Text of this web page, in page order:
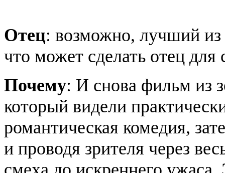
Отец: возможно, лучший
что может сделать отец
Почему: И снова фильм из
который видели
романтическая комедия,
и проводя зрителя через